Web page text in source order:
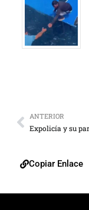
ANTERIOR
Copiar Enlace